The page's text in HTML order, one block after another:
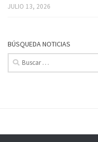
JULIO 13, 2026
BÚSQUEDA NOTICIAS
Buscar: